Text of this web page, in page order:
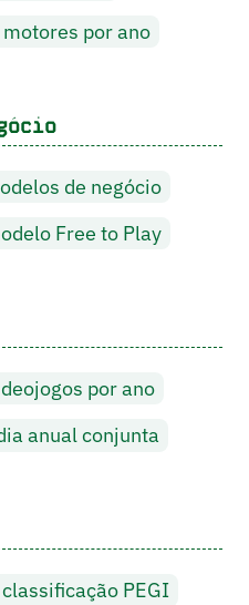
por ano
de negócio
Free to Play
por ano
anual conjunta
PEGI